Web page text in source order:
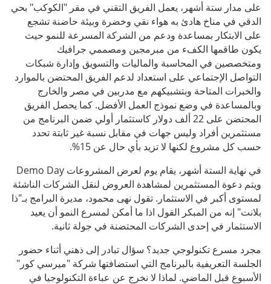
على مدار ستة أشهر، يعمل الفريق التقني في مقر "الكوكب" بحي
الدقي في مناخ هادئ به هواء نقي وخضرة وبيئة حاضنة تشجع
على الابتكار بمساعدة ودعم من الشركة المسرعة للنمو حيث
يكون طاقمها الكفء من مبرمجين ومصممي جرافيك
ومتخصصين في المحاسبة والماليات والتسويق وإدارة شبكات
التواصل الإجتماعي على استعداد لدعم الفريق المحتضن بالموارد
والخبرات المتاحة وبتشبيكهم مع مدربين في مصر والخارج
وبالمساعدة في وضع نموذج العمل الأفضل. كما يحصل الفريق
المحتضن على 22 ألف دولار كاستثمار أولي ضمن البرنامج من
مستثمرين أفراد وليس جهات في مقابل نسبة غير ثابتة تحدد
حسب كل مشروع لكنها لا تزيد بأي حال عن 15%.
في نهاية الستة أشهر، يقام يوم لعرض المشروعات Demo Day
ويتم دعوة المستثمرين لمشاهدة العروض لنقل الشركات الناشئة
لمستوى أكبر في الاستثمار. تقول نهى محمود، مديرة البرامج بـ"ذا
بلانت" إنه من المبكر القول اذا ما أمكن لمسرع النمو أن يعيد
الاستثمار في إحدى الشركات المحتضنة في جولة ثانية.
مجرد مسرع تكنولوجي جديد؟ سؤال تبادر إلى ذهني أثناء حضور
الجلسة التعريفية بالبرنامج التي استضافتها شركة "ميرسي كور"
الأسبوع قبل الماضي. لماذا لا نخرج عن عباءة التكنولوجيا في